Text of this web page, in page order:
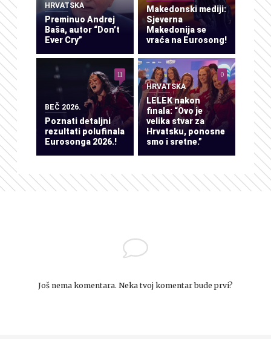
HRVATSKA
Preminuo Andrej
Baša, autor “Don’t
Ever Cry”
Makedonski mediji:
Sjeverna
Makedonija se
vraća na Eurosong!
BEČ 2026.
Poznati detaljni
rezultati polufinala
Eurosonga 2026.!
11
HRVATSKA
LELEK nakon
finala: “Ovo je
velika stvar za
Hrvatsku, ponosne
smo i sretne.”
0
Još nema komentara. Neka tvoj komentar bude prvi?